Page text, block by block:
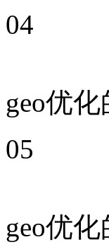
04
geo优
05
geo优